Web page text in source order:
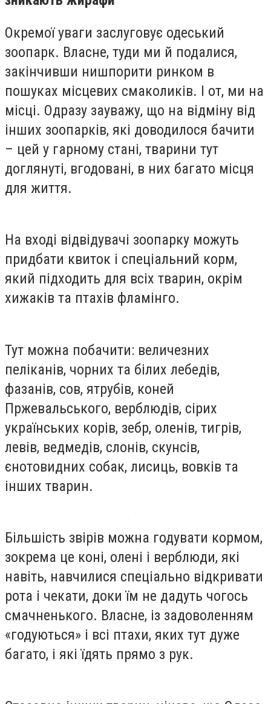
Окремої уваги заслуговує одеський
зоопарк. Власне, туди ми й подалися,
закінчивши нишпорити ринком в
пошуках місцевих смаколиків. І от, ми на
місці. Одразу зауважу, що на відміну від
інших зоопарків, які доводилося бачити
– цей у гарному стані, тварини тут
доглянуті, вгодовані, в них багато місця
для життя.
На вході відвідувачі зоопарку можуть
придбати квиток і спеціальний корм,
який підходить для всіх тварин, окрім
хижаків та птахів фламінго.
Тут можна побачити: величезних
пеліканів, чорних та білих лебедів,
фазанів, сов, ятрубів, коней
Пржевальського, верблюдів, сірих
українських корів, зебр, оленів, тигрів,
левів, ведмедів, слонів, скунсів,
єнотовидних собак, лисиць, вовків та
інших тварин.
Більшість звірів можна годувати кормом,
зокрема це коні, олені і верблюди, які
навіть, навчилися спеціально відкривати
рота і чекати, доки їм не дадуть чогось
смачненького. Власне, із задоволенням
«годуються» і всі птахи, яких тут дуже
багато, і які їдять прямо з рук.